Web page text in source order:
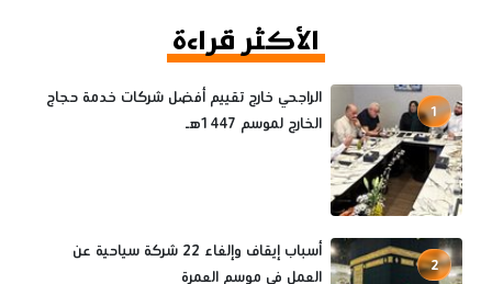
الأكثر قراءة
1
الراجحي خارج تقييم أفضل شركات خدمة حجاج
الخارج لموسم 1447هـ
2
أسباب إيقاف وإلغاء 22 شركة سياحية عن
العمل في موسم العمرة